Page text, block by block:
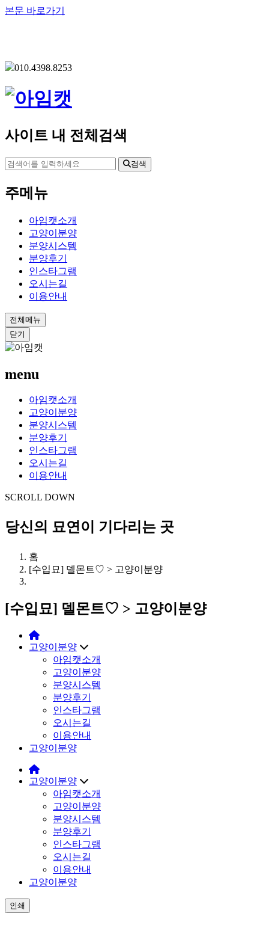
본문 바로가기
010.4398.8253
사이트 내 전체검색
검색
주메뉴
아임캣소개
고양이분양
분양시스템
분양후기
인스타그램
오시는길
이용안내
전체메뉴
닫기
menu
아임캣소개
고양이분양
분양시스템
분양후기
인스타그램
오시는길
이용안내
SCROLL DOWN
당신의 묘연이 기다리는 곳
홈
[수입묘] 델몬트♡ > 고양이분양
[수입묘] 델몬트♡ > 고양이분양
고양이분양
아임캣소개
고양이분양
분양시스템
분양후기
인스타그램
오시는길
이용안내
고양이분양
고양이분양
아임캣소개
고양이분양
분양시스템
분양후기
인스타그램
오시는길
이용안내
고양이분양
인쇄